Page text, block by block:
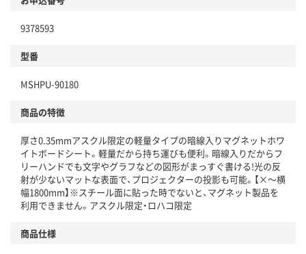
本体
仕組
この商品の環境配慮ポイントです。下記商品詳細「
アスクル商品環境スコア詳細／加点項目
」で確認できます。
9378593
型番
MSHPU-90180
商品の特徴
厚さ0.35mmアスクル限定の軽量タイプの暗線入りマグネットホワ
イトボードシート。軽量だから持ち運びも便利。暗線入りだからフ
リーハンドでも文字やグラフなどの図形がまっすぐ書ける!光の反
射が少ないマットな表面で、プロジェクターの投影も可能。【×～横
幅1800mm】※スチール面に貼った時でないと、マグネット製品を
利用できません。アスクル限定・ロハコ限定
商品仕様